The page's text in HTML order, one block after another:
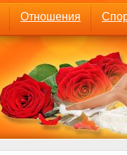
Отношения